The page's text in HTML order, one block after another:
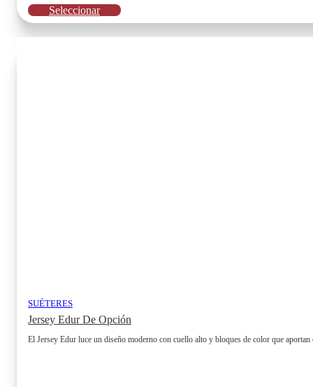
Seleccionar
Este
producto
tiene
SUÉTERES
Jersey Edur De Opción
El Jersey Edur luce un diseño moderno con cuello alto y bloques de color que